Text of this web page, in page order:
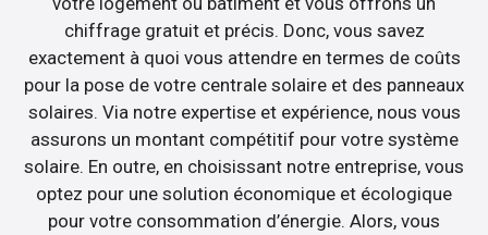
chiffrage gratuit et précis. Donc, vous savez
exactement à quoi vous attendre en termes de coûts
pour la pose de votre centrale solaire et des panneaux
solaires. Via notre expertise et expérience, nous vous
assurons un montant compétitif pour votre système
solaire. En outre, en choisissant notre entreprise, vous
optez pour une solution économique et écologique
pour votre consommation d’énergie. Alors, vous